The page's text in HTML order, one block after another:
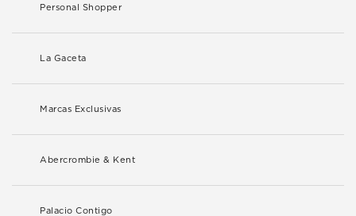
Personal Shopper
La Gaceta
Marcas Exclusivas
Abercrombie & Kent
Palacio Contigo